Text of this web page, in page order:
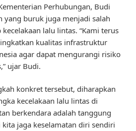
Perhubungan, Budi
yang buruk juga menjadi salah
lalu lintas. “Kami terus
kualitas infrastruktur
agar dapat mengurangi risiko
ujar Budi.
konkret tersebut, diharapkan
kecelakaan lalu lintas di
berkendara adalah tanggung
jaga keselamatan diri sendiri